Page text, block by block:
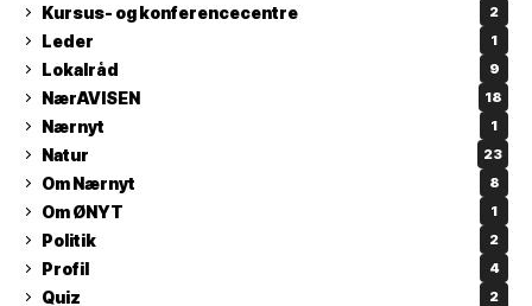
Kursus- og konferencecentre 2
Leder 1
Lokalråd 9
NærAVISEN 18
Nærnyt 1
Natur 23
Om Nærnyt 8
Om ØNYT 1
Politik 2
Profil 4
Quiz 2